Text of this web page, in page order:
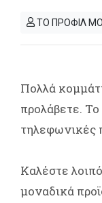
ΤΟ ΠΡΟΦΙΛ
Πολλά
προλάβετε.
τηλεφωνικές
Καλέστε
μοναδικά